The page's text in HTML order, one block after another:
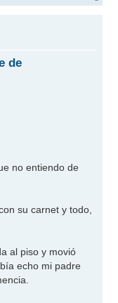
r
de
no entiendo de
su carnet y todo,
al piso y movió
echo mi padre